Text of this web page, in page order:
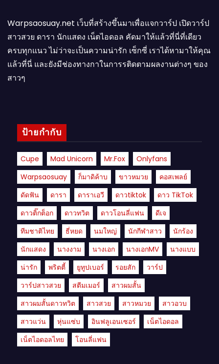
Warpsaosuay.net เว็บที่สร้างขึ้นมาเพื่อแจกวาร์ป เปิดวาร์ป
สาวสวย ดารา นักแสดง เน็ตไอดอล คัดมาให้แล้วที่นี่ที่เดียว
ครบทุกแนว ไม่ว่าจะเป็นความน่ารัก เซ็กซี่ เราได้หามาให้คุณ
แล้วที่นี่ และยังมีช่องทางกาในการรติดตามผลงานต่างๆ ของ
สาวๆ
ป้ายกำกับ
Cupe Mad Unicorn Mr.fox
Onlyfans
Warpsaosuay
ก็มาดิค้าบ ขาวหมวย
คอสเพลย์
ดัดฟัน
ดารา ดาราเอวี ดาวtiktok
ดาว TikTok
ดาวติ๊กต็อก
ดาวทวิต ดาวโอนลี่แฟน
ดีเจ
ทีมชาติไทย
ธี่หยด นมใหญ่ นักกีฬาสาว
นักร้อง
นักแสดง
นางงาม นางเอก นางเอกMV
นางแบบ
น่ารัก
พริตตี้ ยูทูปเบอร์ รอยสัก
วาร์ป
วาร์ปสาวสวย
สตีมเมอร์
สาวผมสั้น
สาวผมสั้นดาวทวิต
สาวสวย สาวหมวย
สาวอวบ
สาวแว่น
หุ่นแซ่บ อินฟลูเอนเซอร์
เน็ตไอดอล
เน็ตไอดอลไทย
โอนลี่แฟน